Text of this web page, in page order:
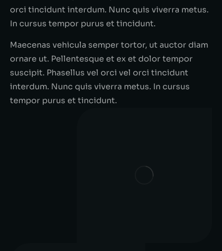
orci tincidunt interdum. Nunc quis viverra metus.
In cursus tempor purus et tincidunt.
Maecenas vehicula semper tortor, ut auctor diam
ornare ut. Pellentesque et ex et dolor tempor
suscipit. Phasellus vel orci vel orci tincidunt
interdum. Nunc quis viverra metus. In cursus
tempor purus et tincidunt.